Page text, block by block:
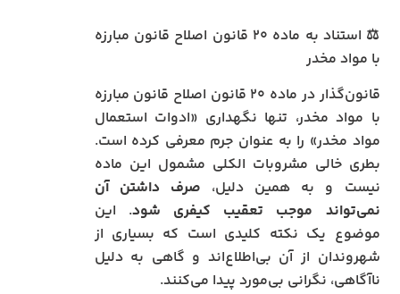
⚖️ استناد به ماده ۲۰ قانون اصلاح قانون مبارزه
با مواد مخدر
قانون‌گذار در ماده ۲۰ قانون اصلاح قانون مبارزه
با مواد مخدر، تنها نگهداری «ادوات استعمال
مواد مخدر» را به عنوان جرم معرفی کرده است.
بطری خالی مشروبات الکلی مشمول این ماده
نیست و به همین دلیل، صرف داشتن آن
نمی‌تواند موجب تعقیب کیفری شود. این
موضوع یک نکته کلیدی است که بسیاری از
شهروندان از آن بی‌اطلاع‌اند و گاهی به دلیل
ناآگاهی، نگرانی بی‌مورد پیدا می‌کنند.